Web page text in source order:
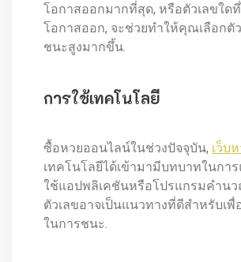
โอกาสออกมากที่สุด, หรือตัวเลขใด
โอกาสออก, จะช่วยทำให้คุณเลือกตั
ชนะสูงมากขึ้น.
การใช้เทคโนโลยี
ซื้อหวยออนไลน์ในช่วงปัจจุบัน, เว็บ
เทคโนโลยีได้เข้ามามีบทบาทในกา
ใช้แอปพลิเคชันหรือโปรแกรมคำนว
ตัวเลขอาจเป็นแนวทางที่ดีสำหรับเพื่
ในการชนะ.